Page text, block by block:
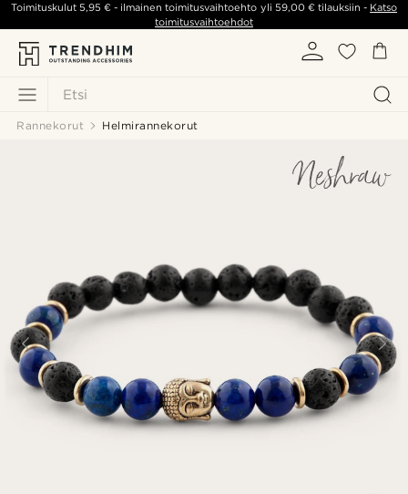
Etsi
Toimituskulut5,95 € - ilmainen toimitusvaihtoehto yli 59,00 €tilauksiin - Katso
toimitusvaihtoehdot
Rannekorut Helmirannekorut